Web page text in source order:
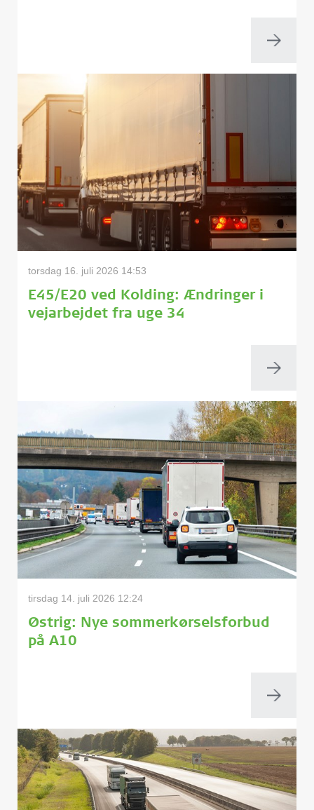
torsdag 16. juli 2026 14:53
E45/E20 ved Kolding: Ændringer i
vejarbejdet fra uge 34
tirsdag 14. juli 2026 12:24
Østrig: Nye sommerkørselsforbud
på A10